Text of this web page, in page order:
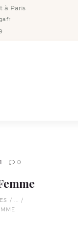
à Paris
0
...